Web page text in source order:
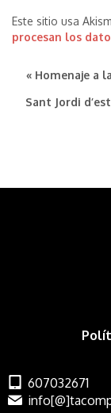
Este sitio usa
procesan los
« Homenaje a
Sant Jordi
607032671